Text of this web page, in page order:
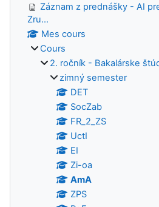
Záznam z prednášky - AI
Zru...
Mes cours
Cours
2. ročník - Bakalárske
zimný semester
DET
SocZab
FR_2_ZS
UctI
EI
Zi-oa
AmA
ZPS